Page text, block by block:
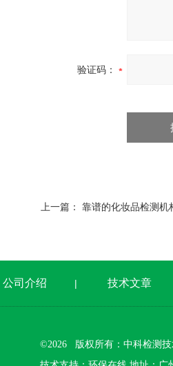
验证码：
上一篇： 靠谱的化妆品检测机
公司介绍 | 技术文章
©2026 版权所有：中科检测